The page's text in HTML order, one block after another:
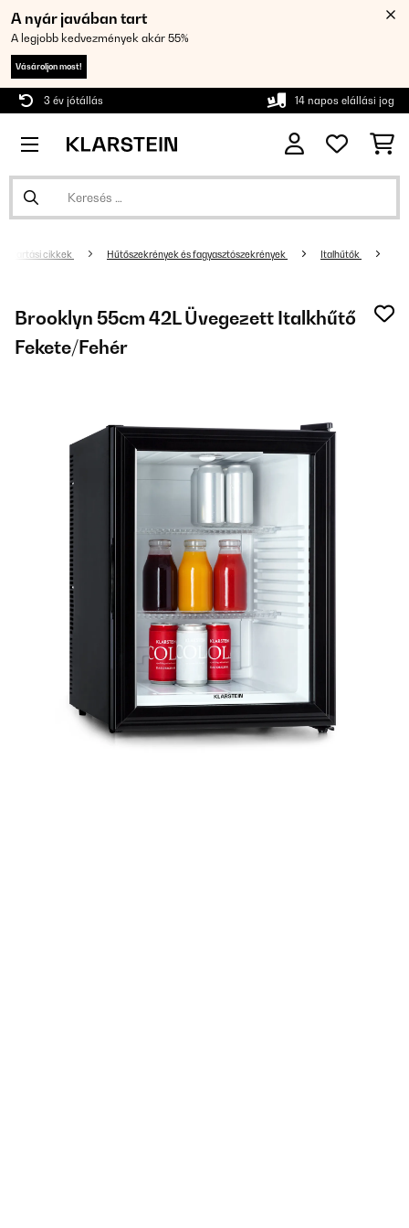
A nyár javában tart
A legjobb kedvezmények akár 55%
Vásároljon most!
3 év jótállás 14 napos elállási jog
cikkek Hűtőszekrények és fagyasztószekrények Italhűtők
Brooklyn 55cm 42L Üvegezett Italkhűtő
Fekete/Fehér